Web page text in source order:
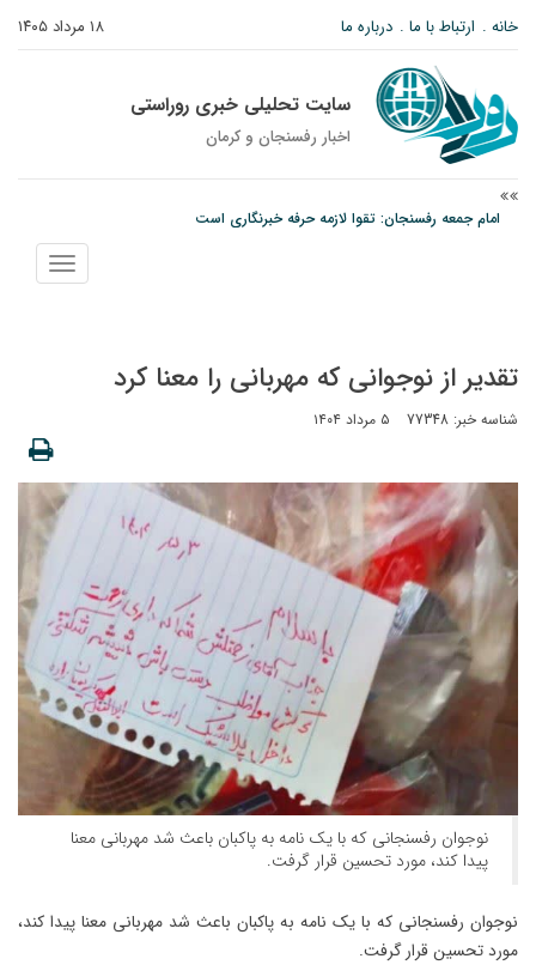
۱۸ مرداد ۱۴۰۵ خانه ارتباط با ما درباره ما
سایت تحلیلی خبری روراستی
اخبار رفسنجان و كرمان
امام جمعه رفسنجان: تقوا لازمه حرفه خبرنگاری است
پیش‌بینی هواشناسی برای استان کرمان؛ از وزش باد و گردوخاک تا رگبار و رعدوبرق
نمایش
منو
تقدیر از نوجوانی که مهربانی را معنا کرد
شناسه خبر: 77348 ۵ مرداد ۱۴۰۴
نوجوان رفسنجانی که با یک نامه به پاکبان باعث شد مهربانی معنا
پیدا کند، مورد تحسین قرار گرفت.
نوجوان رفسنجانی که با یک نامه به پاکبان باعث شد مهربانی معنا پیدا کند،
مورد تحسین قرار گرفت.